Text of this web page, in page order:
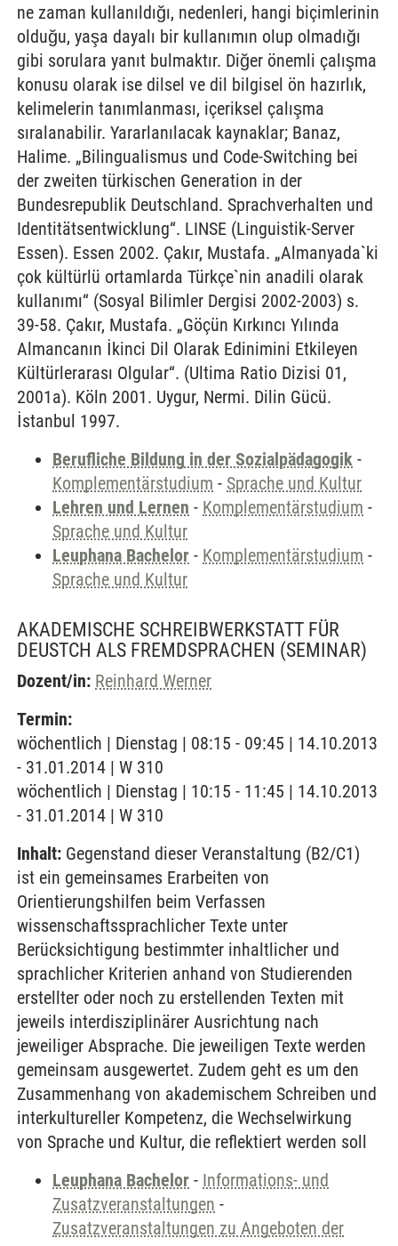
ne zaman kullanıldığı, nedenleri, hangi biçimlerinin
olduğu, yaşa dayalı bir kullanımın olup olmadığı
gibi sorulara yanıt bulmaktır. Diğer önemli çalışma
konusu olarak ise dilsel ve dil bilgisel ön hazırlık,
kelimelerin tanımlanması, içeriksel çalışma
sıralanabilir. Yararlanılacak kaynaklar; Banaz,
Halime. „Bilingualismus und Code-Switching bei
der zweiten türkischen Generation in der
Bundesrepublik Deutschland. Sprachverhalten und
Identitätsentwicklung“. LINSE (Linguistik-Server
Essen). Essen 2002. Çakır, Mustafa. „Almanyada`ki
çok kültürlü ortamlarda Türkçe`nin anadili olarak
kullanımı“ (Sosyal Bilimler Dergisi 2002-2003) s.
39-58. Çakır, Mustafa. „Göçün Kırkıncı Yılında
Almancanın İkinci Dil Olarak Edinimini Etkileyen
Kültürlerarası Olgular“. (Ultima Ratio Dizisi 01,
2001a). Köln 2001. Uygur, Nermi. Dilin Gücü.
İstanbul 1997.
Berufliche Bildung in der Sozialpädagogik -
Komplementärstudium - Sprache und Kultur
Lehren und Lernen - Komplementärstudium -
Sprache und Kultur
Leuphana Bachelor - Komplementärstudium -
Sprache und Kultur
AKADEMISCHE SCHREIBWERKSTATT FÜR
DEUSTCH ALS FREMDSPRACHEN (SEMINAR)
Dozent/in: Reinhard Werner
Termin:
wöchentlich | Dienstag | 08:15 - 09:45 | 14.10.2013
- 31.01.2014 | W 310
wöchentlich | Dienstag | 10:15 - 11:45 | 14.10.2013
- 31.01.2014 | W 310
Inhalt: Gegenstand dieser Veranstaltung (B2/C1)
ist ein gemeinsames Erarbeiten von
Orientierungshilfen beim Verfassen
wissenschaftssprachlicher Texte unter
Berücksichtigung bestimmter inhaltlicher und
sprachlicher Kriterien anhand von Studierenden
erstellter oder noch zu erstellenden Texten mit
jeweils interdisziplinärer Ausrichtung nach
jeweiliger Absprache. Die jeweiligen Texte werden
gemeinsam ausgewertet. Zudem geht es um den
Zusammenhang von akademischem Schreiben und
interkultureller Kompetenz, die Wechselwirkung
von Sprache und Kultur, die reflektiert werden soll
Leuphana Bachelor - Informations- und
Zusatzveranstaltungen -
Zusatzveranstaltungen zu Angeboten der